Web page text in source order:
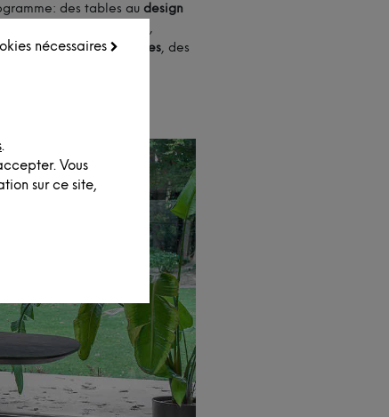
nécessaires
.
Vous
sur ce site,
des tables au design
,
? Des finitionsoriginales, des